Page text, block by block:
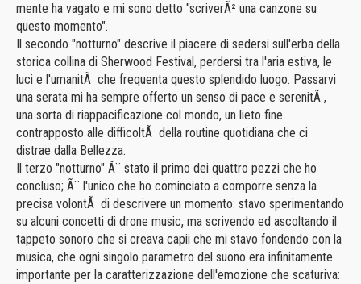
mente ha vagato e mi sono detto "scriverÃ² una canzone su
questo momento".
Il secondo "notturno" descrive il piacere di sedersi sull'erba della
storica collina di Sherwood Festival, perdersi tra l'aria estiva, le
luci e l'umanitÃ che frequenta questo splendido luogo. Passarvi
una serata mi ha sempre offerto un senso di pace e serenitÃ ,
una sorta di riappacificazione col mondo, un lieto fine
contrapposto alle difficoltÃ della routine quotidiana che ci
distrae dalla Bellezza.
Il terzo "notturno" Ã¨ stato il primo dei quattro pezzi che ho
concluso; Ã¨ l'unico che ho cominciato a comporre senza la
precisa volontÃ di descrivere un momento: stavo sperimentando
su alcuni concetti di drone music, ma scrivendo ed ascoltando il
tappeto sonoro che si creava capii che mi stavo fondendo con la
musica, che ogni singolo parametro del suono era infinitamente
importante per la caratterizzazione dell'emozione che scaturiva: